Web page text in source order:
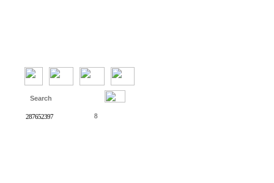
하노버 10
통역
287652397 8